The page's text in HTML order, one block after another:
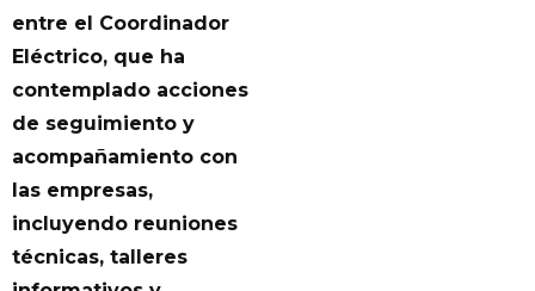
entre el Coordinador
Eléctrico, que ha
contemplado acciones
de seguimiento y
acompañamiento con
las empresas,
incluyendo reuniones
técnicas, talleres